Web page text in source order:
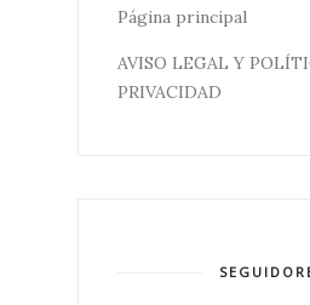
Página principal
AVISO LEGAL Y
PRIVACIDAD